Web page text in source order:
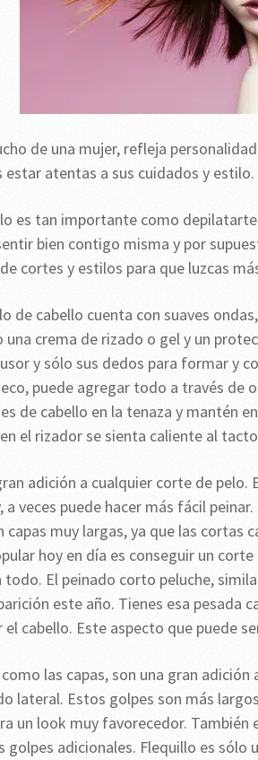
de una mujer, refleja
estar atentas a sus cuidados y estilo.
es tan importante como
bien contigo misma y por
cortes y estilos para que luzcas
de cabello cuenta con suaves
una crema de rizado o gel y un
y sólo sus dedos para formar y
puede agregar todo a través de
de cabello en la tenaza y mantén
el rizador se sienta caliente al
adición a cualquier corte de
a veces puede hacer más fácil
capas muy largas, ya que las cortas
hoy en día es conseguir un
El peinado corto peluche,
este año. Tienes esa pesada
el cabello. Este aspecto que puede
las capas, son una gran
lateral. Estos golpes son más
un look muy favorecedor.
golpes adicionales. Flequillo es sólo